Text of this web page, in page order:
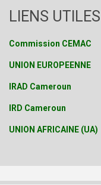
LIENS UTILES
Commission CEMAC
UNION EUROPEENNE
IRAD Cameroun
IRD Cameroun
UNION AFRICAINE (UA)